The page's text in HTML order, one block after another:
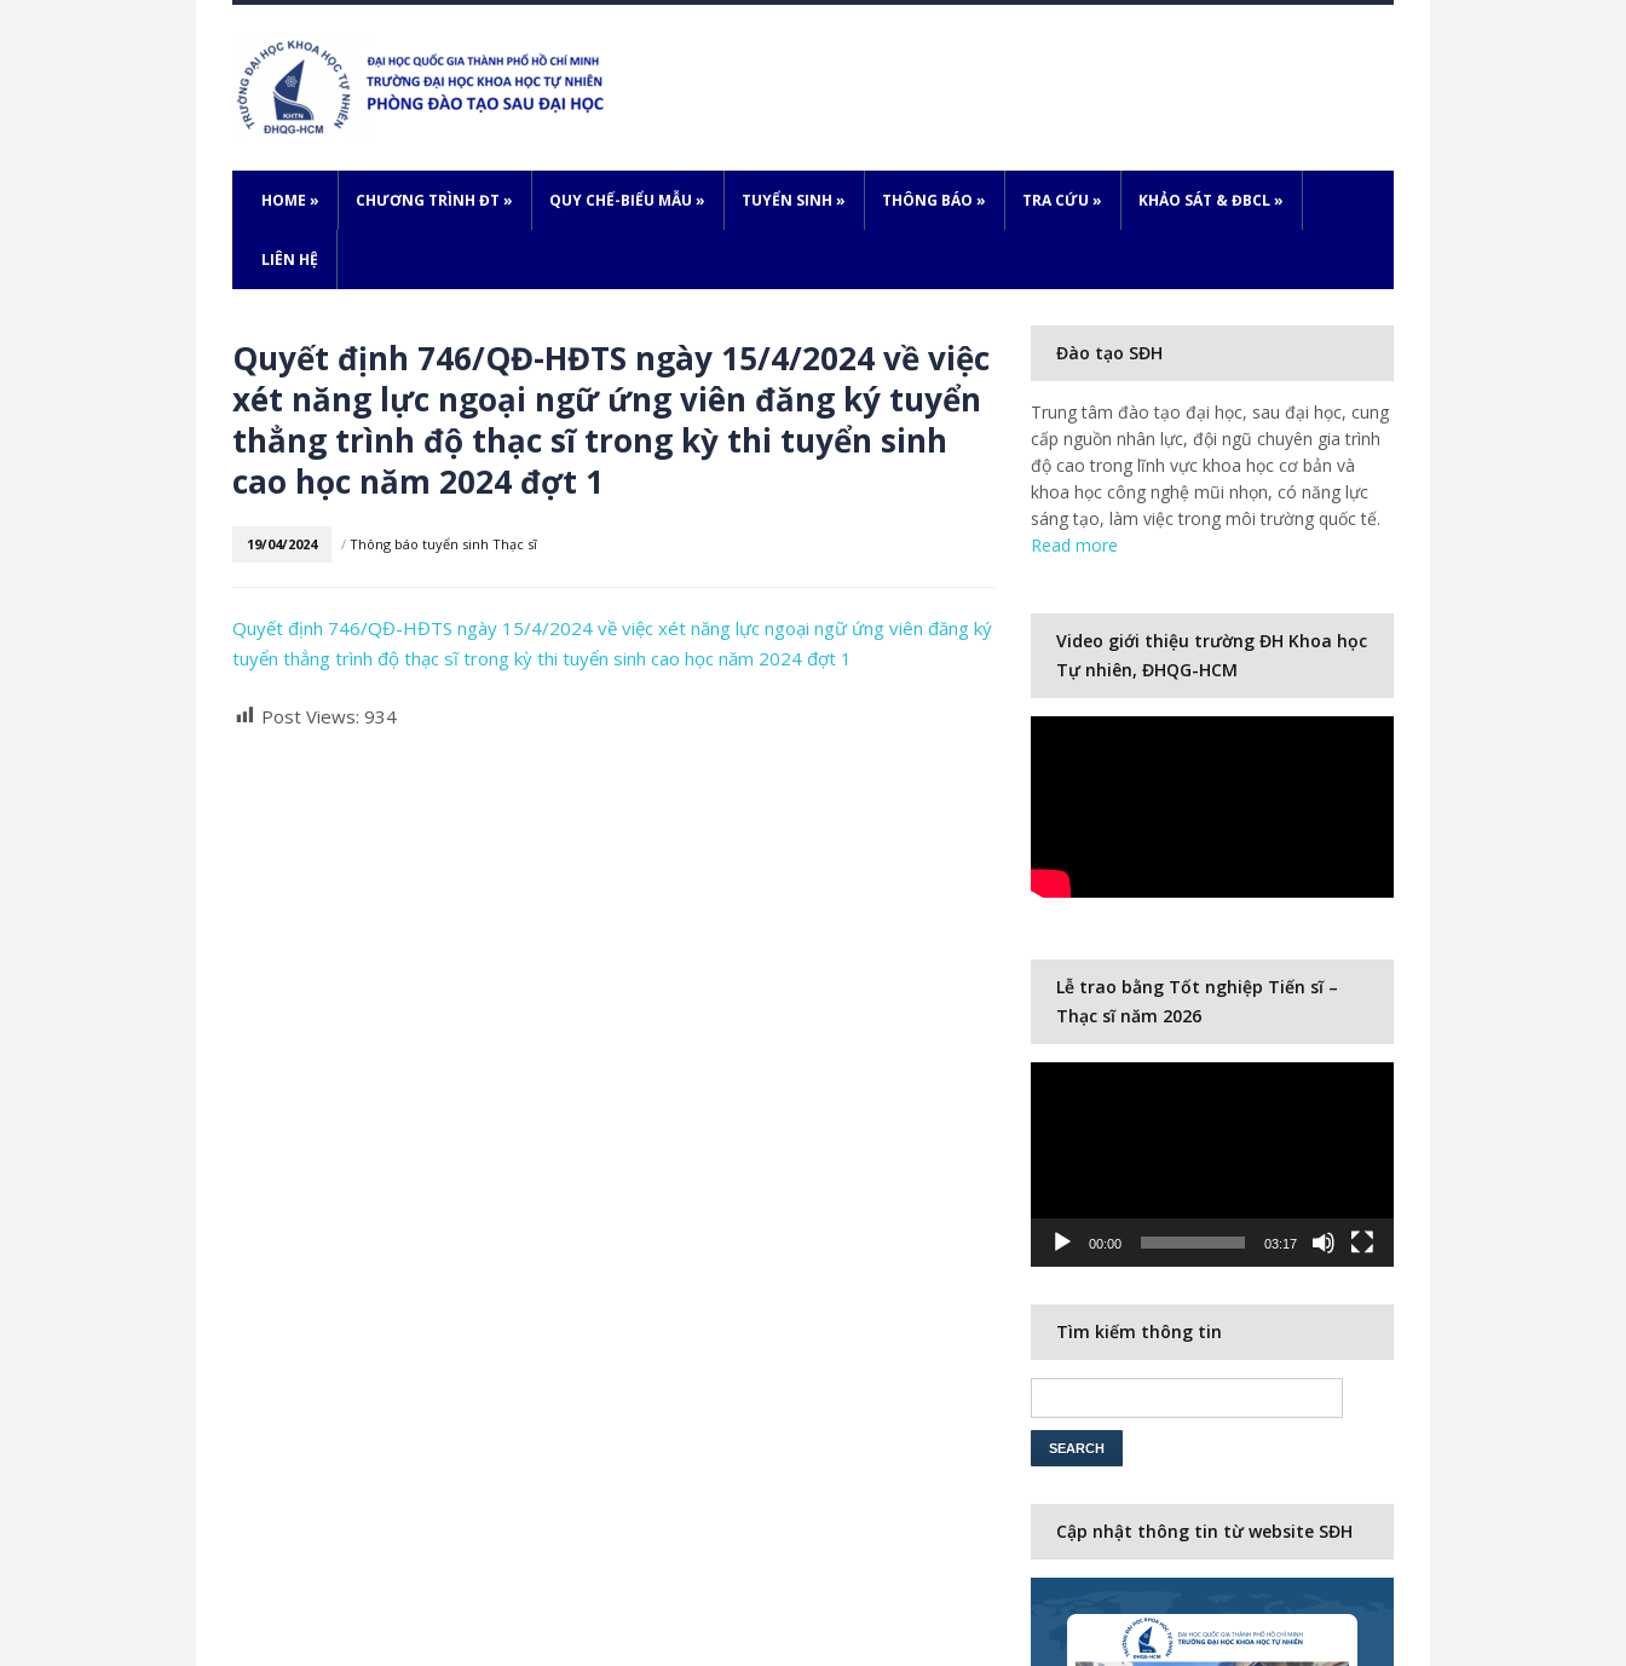
HOME » CHƯƠNG TRÌNH ĐT » QUY CHẾ-BIỂU MẪU » TUYỂN SINH » THÔNG BÁO » TRA CỨU » KHẢO SÁT & ĐBCL»
LIÊN HỆ
Quyết định 746/QĐ-HĐTS ngày 15/4/2024 về việc
xét năng lực ngoại ngữ ứng viên đăng ký tuyển
thẳng trình độ thạc sĩ trong kỳ thi tuyển sinh
cao học năm 2024 đợt 1
19/04/2024 / Thông báo tuyển sinh Thạc sĩ
Quyết định 746/QĐ-HĐTS ngày 15/4/2024 về việc xét năng lực ngoại ngữ ứng viên đăng ký
tuyển thẳng trình độ thạc sĩ trong kỳ thi tuyển sinh cao học năm 2024 đợt 1
Post Views: 934
Đào tạo SĐH
Trung tâm đào tạo đại học, sau đại học, cung
cấp nguồn nhân lực, đội ngũ chuyên gia trình
độ cao trong lĩnh vực khoa học cơ bản và
khoa học công nghệ mũi nhọn, có năng lực
sáng tạo, làm việc trong môi trường quốc tế.
Read more
Video giới thiệu trường ĐH Khoa học
Tự nhiên, ĐHQG-HCM
Lễ trao bằng Tốt nghiệp Tiến sĩ –
Thạc sĩ năm 2026
00:00 03:17
Tìm kiếm thông tin
Cập nhật thông tin từ website SĐH